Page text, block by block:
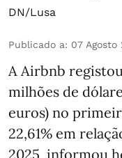
DN/Lusa
Publicado a: 07 Agosto
A Airbnb
milhões de
euros) no
22,61% em
2025, informou